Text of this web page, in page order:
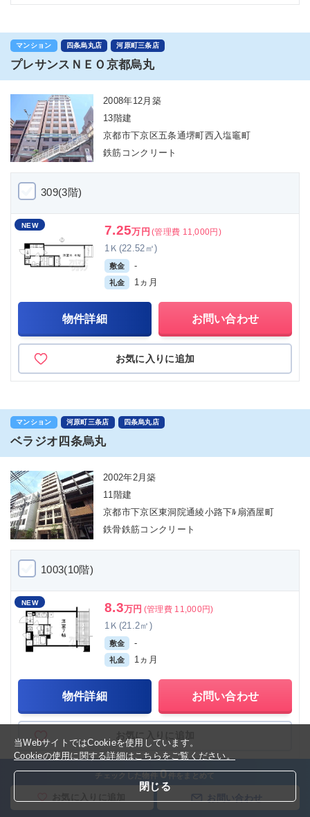
チェックした物件 0件をまとめて
マンション 四条烏丸店 河原町三条店
プレサンスＮＥＯ京都烏丸
2008年12月築
13階建
京都市下京区五条通堺町西入塩竈町
鉄筋コンクリート
309(3階)
NEW 7.25万円 (管理費 11,000円)
1Ｋ(22.52㎡)
敷金 -
礼金 1ヵ月
物件詳細 お問い合わせ
お気に入りに追加
マンション 河原町三条店 四条烏丸店
ベラジオ四条烏丸
2002年2月築
11階建
京都市下京区東洞院通綾小路下ﾙ扇酒屋町
鉄骨鉄筋コンクリート
1003(10階)
NEW 8.3万円 (管理費 11,000円)
1Ｋ(21.2㎡)
敷金 -
礼金 1ヵ月
物件詳細 お問い合わせ
お気に入りに追加
1002(10階)
当WebサイトではCookieを使用しています。
Cookieの使用に関する詳細はこちらをご覧ください。
閉じる